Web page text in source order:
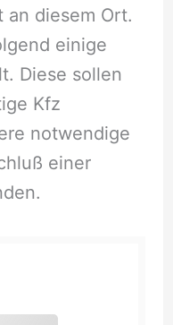
an diesem Ort.
einige
Diese sollen
Kfz
notwendige
einer